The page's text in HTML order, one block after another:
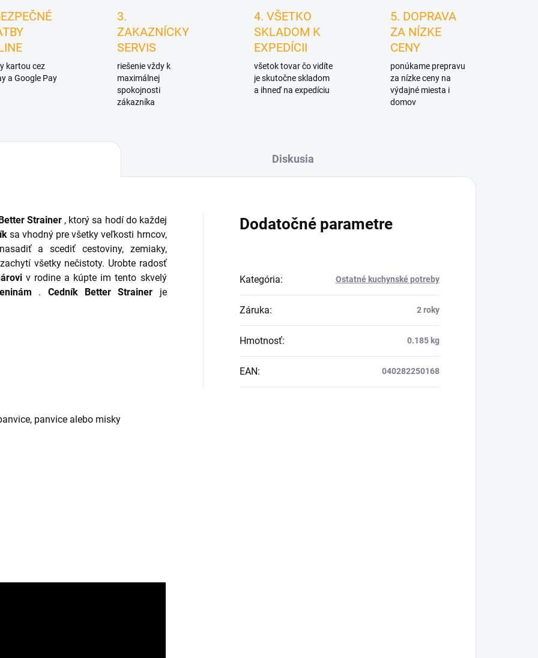
kartou cez
a Google Pay
3.
ZAKAZNÍCKY
SERVIS
riešenie vždy k
maximálnej
spokojnosti
zákazníka
4. VŠETKO
SKLADOM K
EXPEDÍCII
všetok tovar čo vidíte
je skutočne skladom
a ihneď na expedíciu
5. DOPRAVA
ZA NÍZKE
CENY
ponúkame prepravu
za nízke ceny na
výdajné miesta i
domov
Diskusia
Strainer , ktorý sa hodí do každej
sa vhodný pre všetky veľkosti hrncov,
a scediť cestoviny, zemiaky,
všetky nečistoty. Urobte radosť
v rodine a kúpte im tento skvelý
. Cedník Better Strainer je
panvice alebo misky
Dodatočné parametre
Kategória: Ostatné kuchynské potreby
Záruka: 2 roky
Hmotnosť: 0.185 kg
EAN: 040282250168